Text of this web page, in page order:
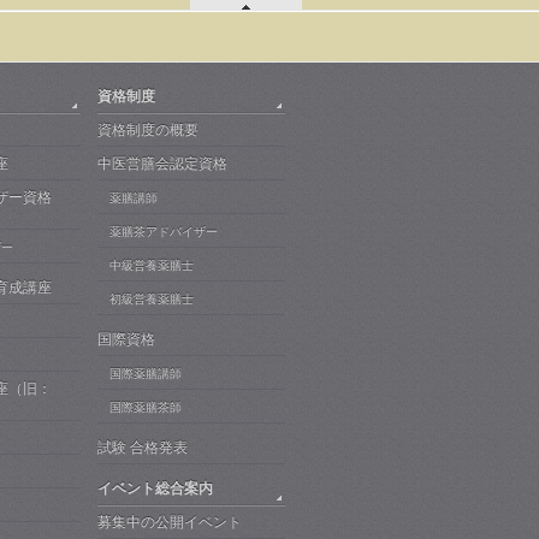
ー資格
成講座
（旧：
資格制度
資格制度の概要
中医営膳会認定資格
薬膳講師
薬膳茶アドバイザー
中級営養薬膳士
初級営養薬膳士
国際資格
国際薬膳講師
国際薬膳茶師
試験 合格発表
イベント総合案内
募集中の公開イベント